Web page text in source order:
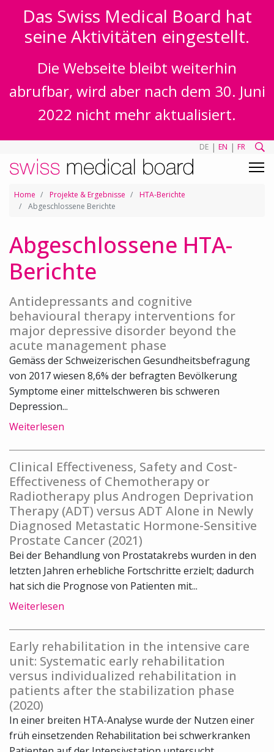
Das Swiss Medical Board hat
seine Aktivitäten eingestellt.
Die Webseite bleibt weiterhin
abrufbar, wird aber nach dem 30. Juni
2022 nicht mehr aktualisiert.
DE | EN | FR
Home Projekte & Ergebnisse
HTA-Berichte
Abgeschlossene Berichte
Abgeschlossene HTA-
Berichte
Antidepressants and cognitive
behavioural therapy interventions for
major depressive disorder beyond the
acute management phase
Gemäss der Schweizerischen Gesundheitsbefragung
von 2017 wiesen 8,6% der befragten Bevölkerung
Symptome einer mittelschweren bis schweren
Depression...
Weiterlesen
Clinical Effectiveness, Safety and Cost-
Effectiveness of Chemotherapy or
Radiotherapy plus Androgen Deprivation
Therapy (ADT) versus ADT Alone in Newly
Diagnosed Metastatic Hormone-Sensitive
Prostate Cancer (2021)
Bei der Behandlung von Prostatakrebs wurden in den
letzten Jahren erhebliche Fortschritte erzielt; dadurch
hat sich die Prognose von Patienten mit...
Weiterlesen
Early rehabilitation in the intensive care
unit: Systematic early rehabilitation
versus individualized rehabilitation in
patients after the stabilization phase
(2020)
In einer breiten HTA-Analyse wurde der Nutzen einer
früh einsetzenden Rehabilitation bei schwerkranken